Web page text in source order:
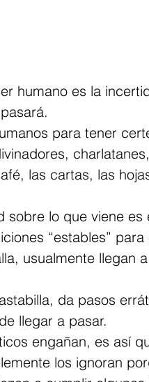
humano es la
para tener
las cartas, las
sobre lo que viene es
“estables”
usualmente llegan
da pasos
llegar a pasar.
engañan, es así
los ignoran